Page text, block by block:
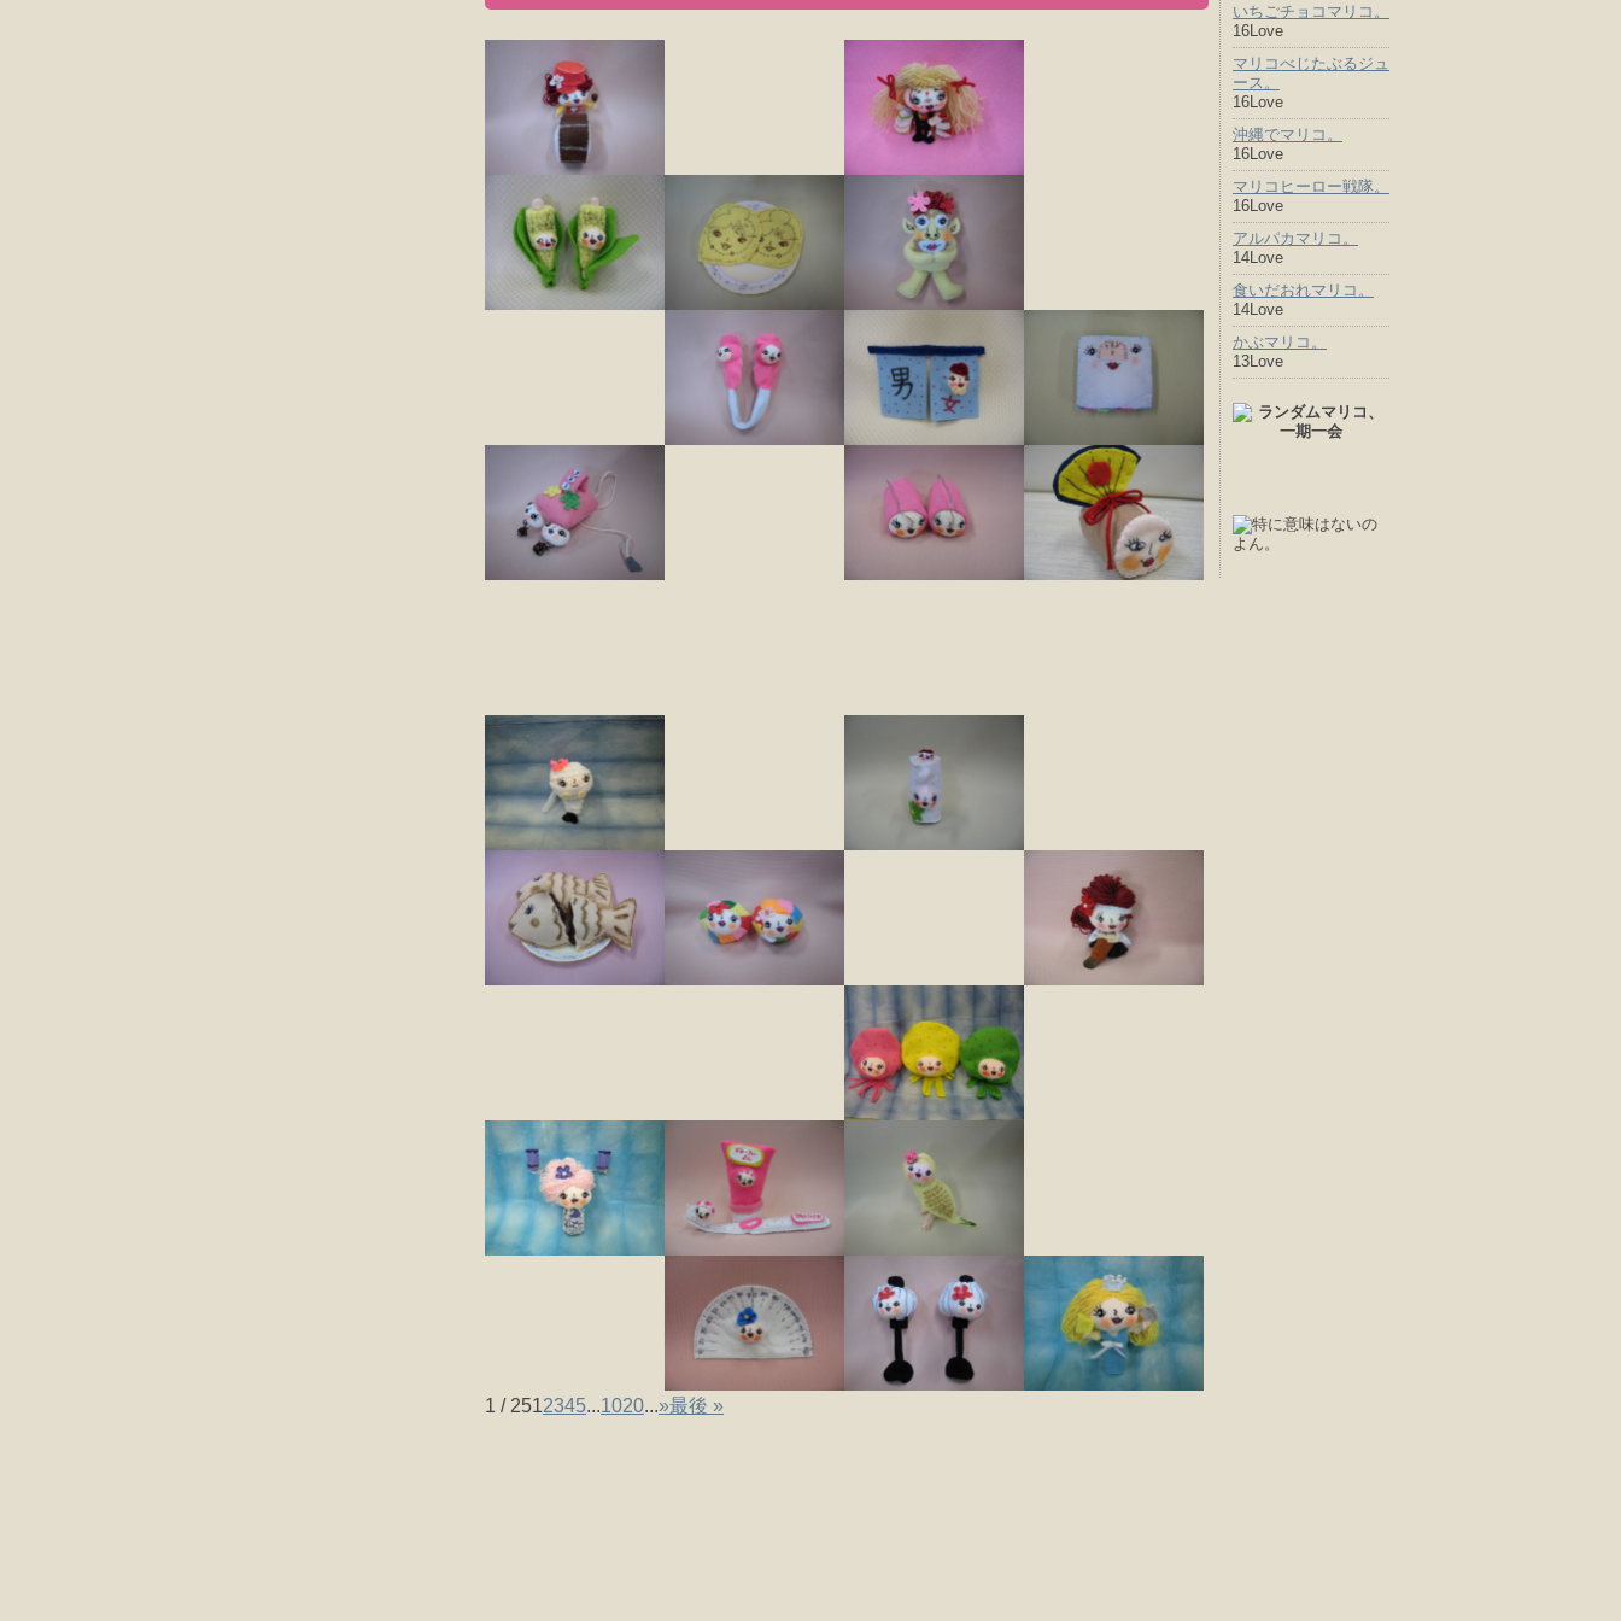
1 / 2512345...1020...»最後 »
いちごチョコマリコ。
16Love
マリコべじたぶるジュ
ース。
16Love
沖縄でマリコ。
16Love
マリコヒーロー戦隊。
16Love
アルパカマリコ。
14Love
食いだおれマリコ。
14Love
かぶマリコ。
13Love